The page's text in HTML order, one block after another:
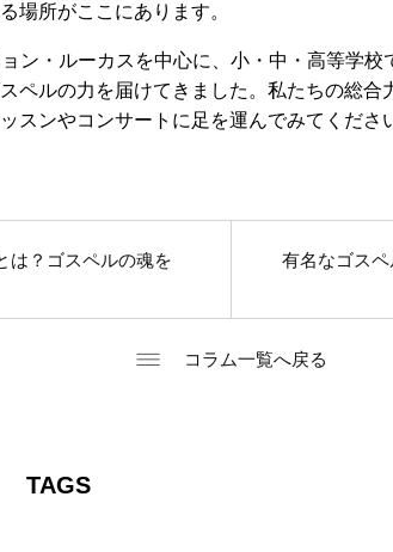
場所がここにあります。
ン・ルーカスを中心に、小・中・高等学校
ペルの力を届けてきました。私たちの総
スンやコンサートに足を運んでみてくだ
は？ゴスペルの魂を
有名なゴス
コラム一覧へ戻る
TAGS